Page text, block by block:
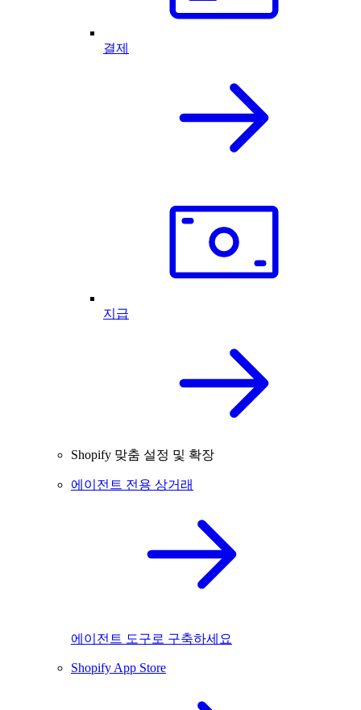
결제
지급
Shopify 맞춤 설정 및 확장
에이전트 전용 상거래
에이전트 도구로 구축하세요
Shopify App Store